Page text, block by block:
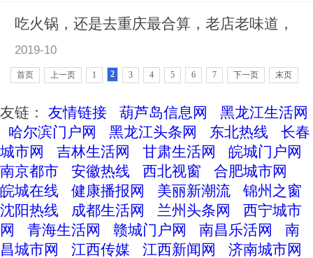
吃火锅，还是去重庆最合算，老店老味道，
2019-10
首页 上一页 1 2 3 4 5 6 7 下一页 末页
友链： 友情链接 葫芦岛信息网
黑龙江生活网
哈尔滨门户网
黑龙江头条网 东北热线
长春
城市网
吉林生活网 甘肃生活网
皖城门户网
南京都市
安徽热线 西北视窗
合肥城市网
皖城在线
健康播报网 美丽新潮流
锦州之窗
沈阳热线
成都生活网 兰州头条网
西宁城市
网
青海生活网 赣城门户网 南昌乐活网
南
昌城市网
江西传媒 江西新闻网
济南城市网